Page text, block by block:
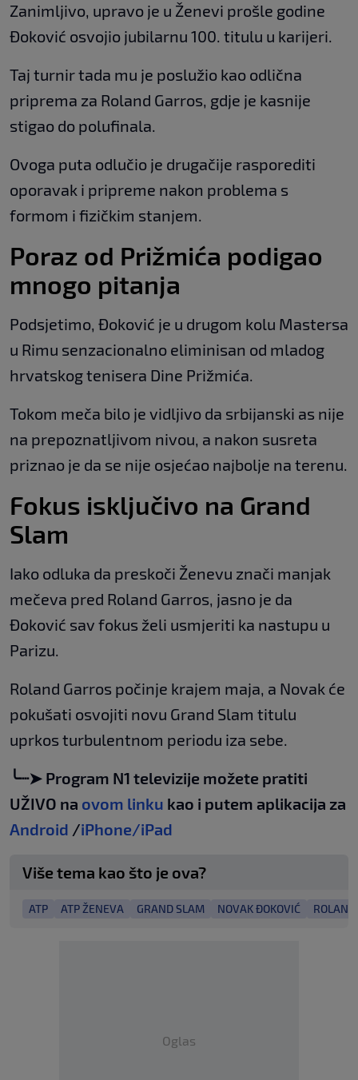
Zanimljivo, upravo je u Ženevi prošle godine
Đoković osvojio jubilarnu 100. titulu u karijeri.
Taj turnir tada mu je poslužio kao odlična
priprema za Roland Garros, gdje je kasnije
stigao do polufinala.
Ovoga puta odlučio je drugačije rasporediti
oporavak i pripreme nakon problema s
formom i fizičkim stanjem.
Poraz od Prižmića podigao
mnogo pitanja
Podsjetimo, Đoković je u drugom kolu Mastersa
u Rimu senzacionalno eliminisan od mladog
hrvatskog tenisera Dine Prižmića.
Tokom meča bilo je vidljivo da srbijanski as nije
na prepoznatljivom nivou, a nakon susreta
priznao je da se nije osjećao najbolje na terenu.
Fokus isključivo na Grand
Slam
Iako odluka da preskoči Ženevu znači manjak
mečeva pred Roland Garros, jasno je da
Đoković sav fokus želi usmjeriti ka nastupu u
Parizu.
Roland Garros počinje krajem maja, a Novak će
pokušati osvojiti novu Grand Slam titulu
uprkos turbulentnom periodu iza sebe.
╰┈➤ Program N1 televizije možete pratiti
UŽIVO na ovom linku kao i putem aplikacija za
Android /iPhone/iPad
Više tema kao što je ova?
ATP ATP ŽENEVA GRAND SLAM NOVAK ĐOKOVIĆ ROLAND
Oglas